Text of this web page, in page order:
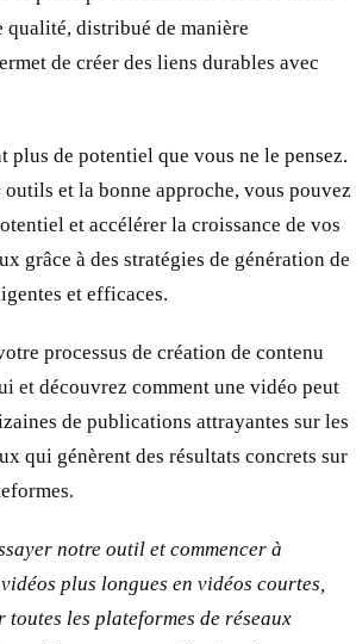
qualité, distribué de manière
de créer des liens durables avec
plus de potentiel que vous ne le pensez.
outils et la bonne approche, vous pouvez
et accélérer la croissance de vos
grâce à des stratégies de génération de
et efficaces.
processus de création de contenu
et découvrez comment une vidéo peut
de publications attrayantes sur les
qui génèrent des résultats concrets sur
notre outil et commencer à
plus longues en vidéos courtes,
les plateformes de réseaux